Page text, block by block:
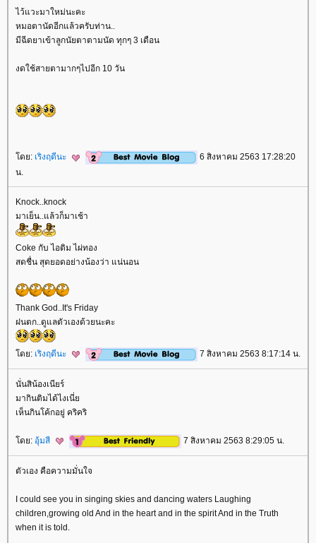
ไว้แวะมาใหม่นะคะ
หมอตานัดอีกแล้วครับท่าน..
มีฉีดยาเข้าลูกนัยตาตามนัด ทุกๆ 3 เดือน
งดใช้สายตามากๆไปอีก 10 วัน
ดย: เริงฤดีนะ
6 สิงหาคม 2563 17:28:20
น.
Knock..knock
มาเย็น..แล้วก็มาเช้า
Coke กับ ไอติม ไผ่ทอง
สดชื่น สุดยอดอย่างน้องว่า แน่นอน
Thank God..It's Friday
ฝนตก..ดูแลตัวเองด้วยนะคะ
ดย: เริงฤดีนะ 7 สิงหาคม 2563 8:17:14 น.
นั่นสิน้องเนียร์
มากินติมได้ไงเนี่
เห็นกินโค้กอยู่ คริคริ
ดย: อุ้มสี 7 สิงหาคม 2563 8:29:05 น.
ตัวเอง คือความมั่นใจ
I could see you in singing skies and dancing waters Laughing
children,growing old And in the heart and in the spirit And in the Truth
when it is told.